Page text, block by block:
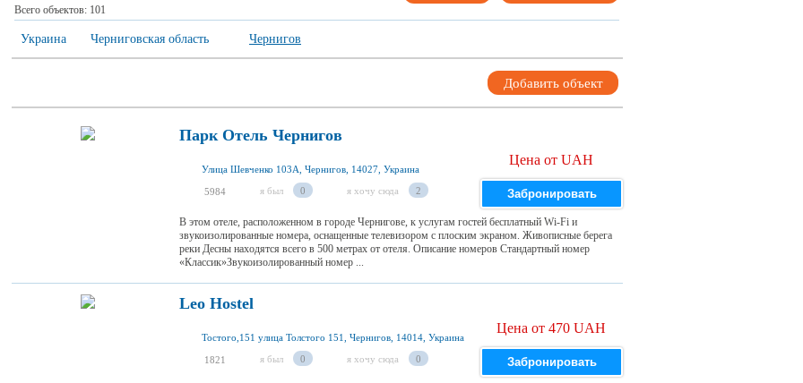
Всего объектов: 101
Украина Черниговская область Чернигов
Добавить объект
Парк Отель Чернигов
Улица Шевченко 103А, Чернигов, 14027, Украина
5984 я был 0 я хочу сюда 2
Цена от UAH
Забронировать
В этом отеле, расположенном в городе Чернигове, к услугам гостей бесплатный Wi-Fi и
звукоизолированные номера, оснащенные телевизором с плоским экраном. Живописные берега
реки Десны находятся всего в 500 метрах от отеля. Описание номеров Стандартный номер
«Классик»Звукоизолированный номер ...
Leo Hostel
Тостого,151 улица Толстого 151, Чернигов, 14014, Украина
1821 я был 0 я хочу сюда 0
Цена от 470 UAH
Забронировать